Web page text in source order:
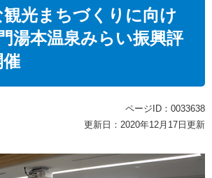
光まちづくりに向け
湯本温泉みらい振興評
催
ページID：0033638
更新日：2020年12月17日更新